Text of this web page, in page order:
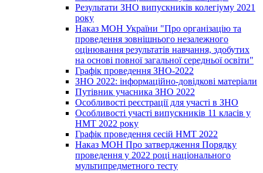
Результати ЗНО випускників колегіуму 2021
року
Наказ МОН України "Про організацію та
проведення зовнішнього незалежного
оцінювання результатів навчання, здобутих
на основі повної загальної середньої освіти"
Графік проведення ЗНО-2022
ЗНО 2022: інформаційно-довідкові матеріали
Путівник учасника ЗНО 2022
Особливості реєстрації для участі в ЗНО
Особливості участі випускників 11 класів у
НМТ 2022 року
Графік проведення сесій НМТ 2022
Наказ МОН Про затвердження Порядку
проведення у 2022 році національного
мультипредметного тесту